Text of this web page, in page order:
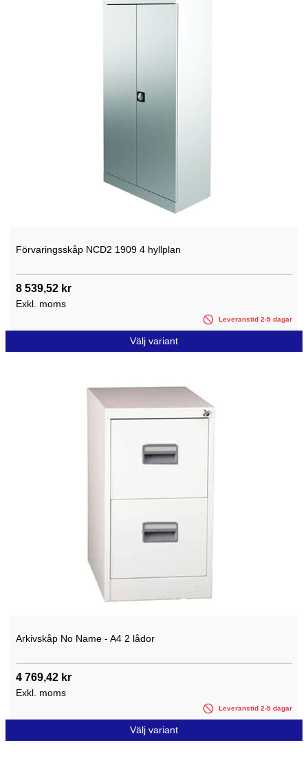
Förvaringsskåp NCD2 1909 4 hyllplan
8 539,52 kr
Exkl. moms
Leveranstid 2-5 dagar
Välj variant
Arkivskåp No Name - A4 2 lådor
4 769,42 kr
Exkl. moms
Leveranstid 2-5 dagar
Välj variant